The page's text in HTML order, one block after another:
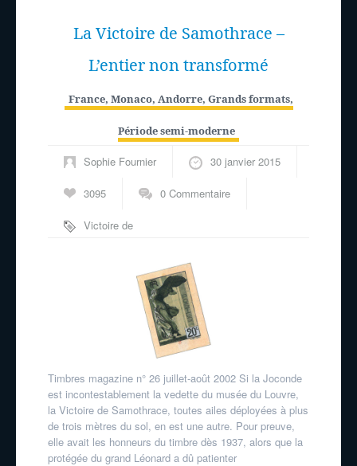
La Victoire de Samothrace –
L’entier non transformé
France, Monaco, Andorre, Grands formats,
Période semi-moderne
Sophie Fournier 30 janvier 2015
3095 0 Commentaire
Victoire de
Timbres magazine n° 26 juillet-août 2002 Si la Joconde
est incontestablement la vedette du musée du Louvre,
la Victoire de Samothrace, toutes ailes déployées à plus
de trois mètres du sol, en est une autre. Pour preuve,
elle avait les honneurs du timbre dès 1937, alors que la
protégée du grand Léonard a dû patienter